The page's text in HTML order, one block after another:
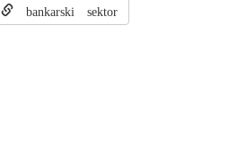
bankarski sektor